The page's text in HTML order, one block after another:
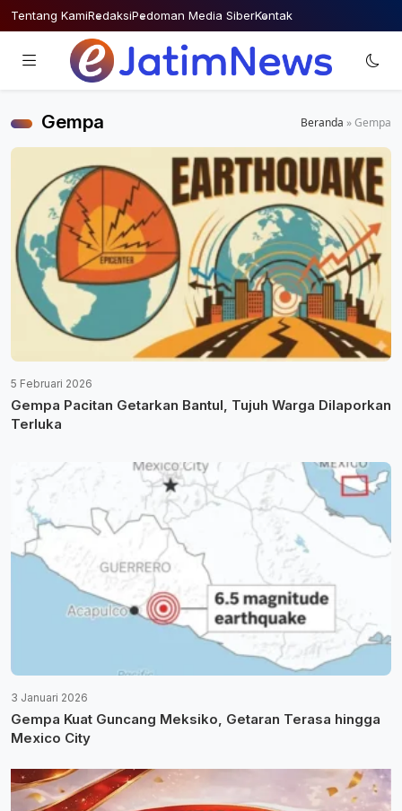
Skip
to
Tentang KamiRedaksiPedoman Media SiberKontak
Gempa Beranda »Gempa
5 Februari 2026
Gempa Pacitan Getarkan Bantul, Tujuh Warga Dilaporkan
Terluka
3 Januari 2026
Gempa Kuat Guncang Meksiko, Getaran Terasa hingga
Mexico City